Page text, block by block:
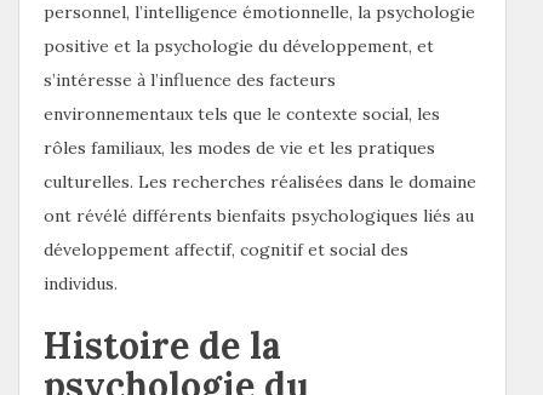
personnel, l’intelligence émotionnelle, la psychologie
positive et la psychologie du développement, et
s’intéresse à l’influence des facteurs
environnementaux tels que le contexte social, les
rôles familiaux, les modes de vie et les pratiques
culturelles. Les recherches réalisées dans le domaine
ont révélé différents bienfaits psychologiques liés au
développement affectif, cognitif et social des
individus.
Histoire de la
psychologie du